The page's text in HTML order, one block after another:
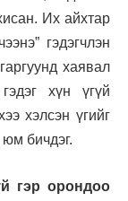
Их айхтар
гэдэгчлэн
хаявал
хүн үгүй
хэлсэн үгийг
юм бичдэг.
гэр орондоо